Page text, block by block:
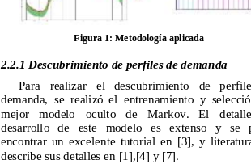
Figura 1: Metodología aplicada
2.2.1 Descubrimiento de perfiles de demanda
Para
realizar el descubrimiento de per
demanda, se realizó el entrenamiento y s
mejor
modelo oculto de Markov. El d
desarrollo de este modelo es extenso y se
encontrar un excelente tutorial en [3], y
describe sus detalles en [1],[4] y [7].